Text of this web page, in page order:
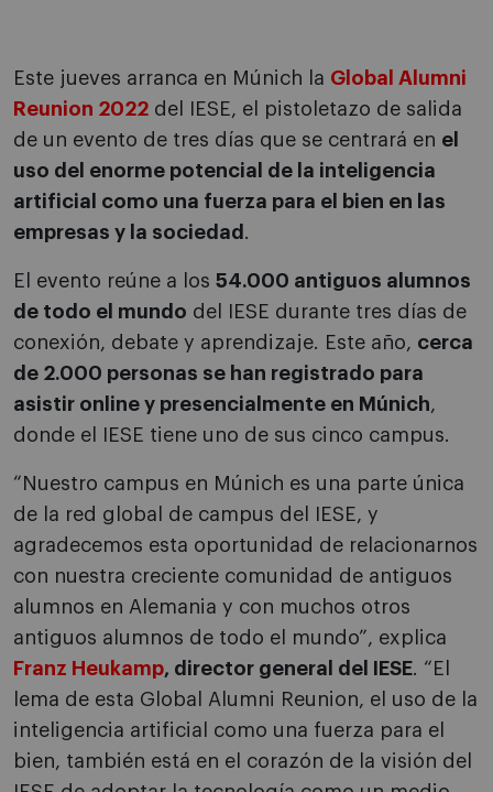
Este jueves arranca en Múnich la Global Alumni
Reunion 2022 del IESE, el pistoletazo de salida
de un evento de tres días que se centrará en el
uso del enorme potencial de la inteligencia
artificial como una fuerza para el bien en las
empresas y la sociedad .
El evento reúne a los 54.000 antiguos alumnos
de todo el mundo del IESE durante tres días de
conexión, debate y aprendizaje. Este año, cerca
de 2.000 personas se han registrado para
asistir online y presencialmente en Múnich,
donde el IESE tiene uno de sus cinco campus.
“Nuestro campus en Múnich es una parte única
de la red global de campus del IESE, y
agradecemos esta oportunidad de relacionarnos
con nuestra creciente comunidad de antiguos
alumnos en Alemania y con muchos otros
antiguos alumnos de todo el mundo”, explica
Franz Heukamp, director general del IESE. “El
lema de esta Global Alumni Reunion, el uso de la
inteligencia artificial como una fuerza para el
bien, también está en el corazón de la visión del